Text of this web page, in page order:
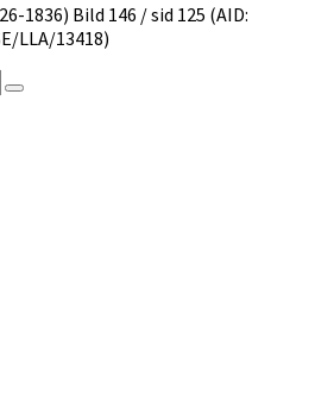
1836) Bild 146 / sid 125 (AID:
LLA/13418)
Search